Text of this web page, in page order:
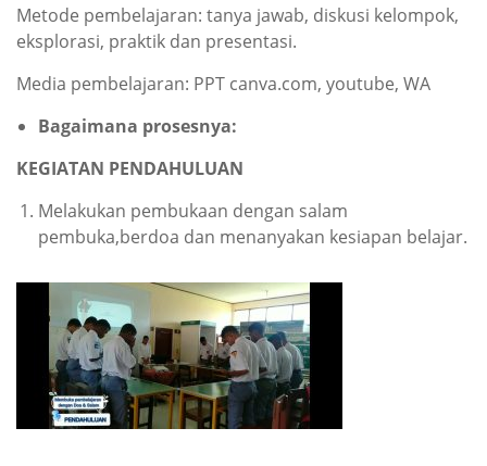
Metode pembelajaran: tanya jawab, diskusi kelompok,
eksplorasi, praktik dan presentasi.
Media pembelajaran: PPT canva.com, youtube, WA
Bagaimana prosesnya:
KEGIATAN PENDAHULUAN
Melakukan pembukaan dengan salam
pembuka,berdoa dan menanyakan kesiapan belajar.